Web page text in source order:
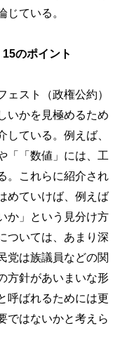
じている。
のポイント
スト（政権公約）
いかを見極めるため
ている。例えば、
「「数値」には、工
。これらに紹介され
めていけば、例えば
か」という見分け方
ついては、あまり深
党は族議員などの関
方針があいまいな形
呼ばれるためには更
ではないかと考えら